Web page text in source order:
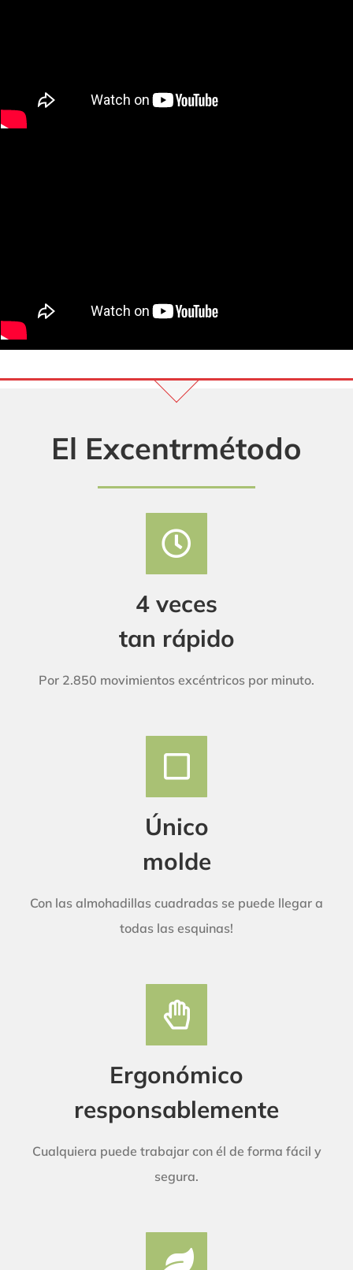
El Excentrmétodo
4 veces
tan rápido
Por 2.850 movimientos excéntricos por minuto.
Único
molde
Con las almohadillas cuadradas se puede llegar a
todas las esquinas!
Ergonómico
responsablemente
Cualquiera puede trabajar con él de forma fácil y
segura.